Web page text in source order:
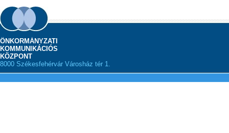
ÖNKORMÁNYZATI
KOMMUNIKÁCIÓS
KÖZPONT
8000 Székesfehérvár Városház tér 1.